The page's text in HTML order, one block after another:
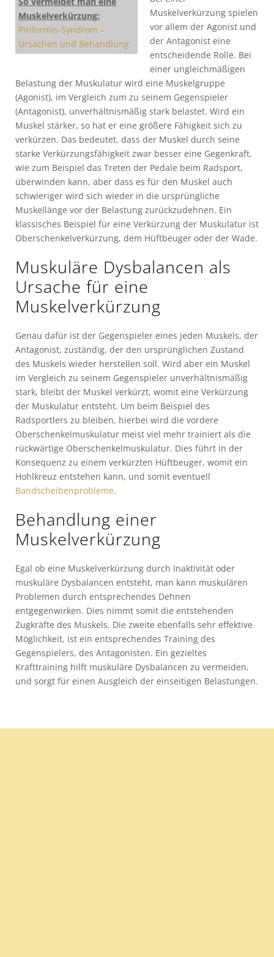
Muskelverkürzung:
Piriformis-Syndrom –
Ursachen und Behandlung
Muskelverkürzung spielen
vor allem der Agonist und
der Antagonist eine
entscheidende Rolle. Bei
einer ungleichmäßigen
Belastung der Muskulatur wird eine Muskelgruppe
(Agonist), im Vergleich zum zu seinem Gegenspieler
(Antagonist), unverhältnismäßig stark belastet. Wird ein
Muskel stärker, so hat er eine größere Fähigkeit sich zu
verkürzen. Das bedeutet, dass der Muskel durch seine
starke Verkürzungsfähigkeit zwar besser eine Gegenkraft,
wie zum Beispiel das Treten der Pedale beim Radsport,
überwinden kann, aber dass es für den Muskel auch
schwieriger wird sich wieder in die ursprüngliche
Muskellänge vor der Belastung zurückzudehnen. Ein
klassisches Beispiel für eine Verkürzung der Muskulatur ist
Oberschenkelverkürzung, dem Hüftbeuger oder der Wade.
Muskuläre Dysbalancen als
Ursache für eine
Muskelverkürzung
Genau dafür ist der Gegenspieler eines jeden Muskels, der
Antagonist, zuständig, der den ursprünglichen Zustand
des Muskels wieder herstellen soll. Wird aber ein Muskel
im Vergleich zu seinem Gegenspieler unverhältnismäßig
stark, bleibt der Muskel verkürzt, womit eine Verkürzung
der Muskulatur entsteht. Um beim Beispiel des
Radsportlers zu bleiben, hierbei wird die vordere
Oberschenkelmuskulatur meist viel mehr trainiert als die
rückwärtige Oberschenkelmuskulatur. Dies führt in der
Konsequenz zu einem verkürzten Hüftbeuger, womit ein
Hohlkreuz entstehen kann, und somit eventuell
Bandscheibenprobleme.
Behandlung einer
Muskelverkürzung
Egal ob eine Muskelverkürzung durch Inaktivität oder
muskuläre Dysbalancen entsteht, man kann muskulären
Problemen durch entsprechendes Dehnen
entgegenwirken. Dies nimmt somit die entstehenden
Zugkräfte des Muskels. Die zweite ebenfalls sehr effektive
Möglichkeit, ist ein entsprechendes Training des
Gegenspielers, des Antagonisten. Ein gezieltes
Krafttraining hilft muskuläre Dysbalancen zu vermeiden,
und sorgt für einen Ausgleich der einseitigen Belastungen.